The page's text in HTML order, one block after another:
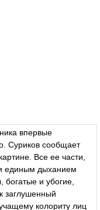
впервые
Суриков сообщает
Все ее части,
единым дыханием
и убогие,
заглушенный
колориту лиц